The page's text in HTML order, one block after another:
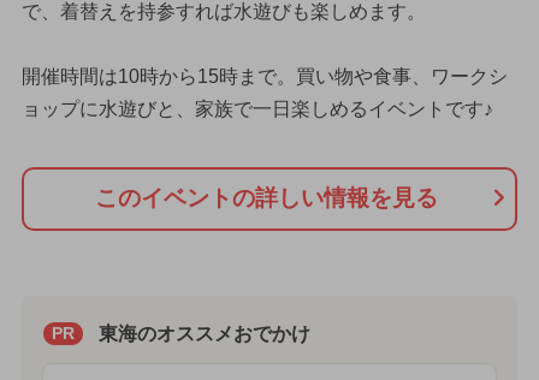
で、着替えを持参すれば水遊びも楽しめます。
開催時間は10時から15時まで。買い物や食事、ワークシ
ョップに水遊びと、家族で一日楽しめるイベントです♪
このイベントの詳しい情報を見る
PR 東海のオススメおでかけ